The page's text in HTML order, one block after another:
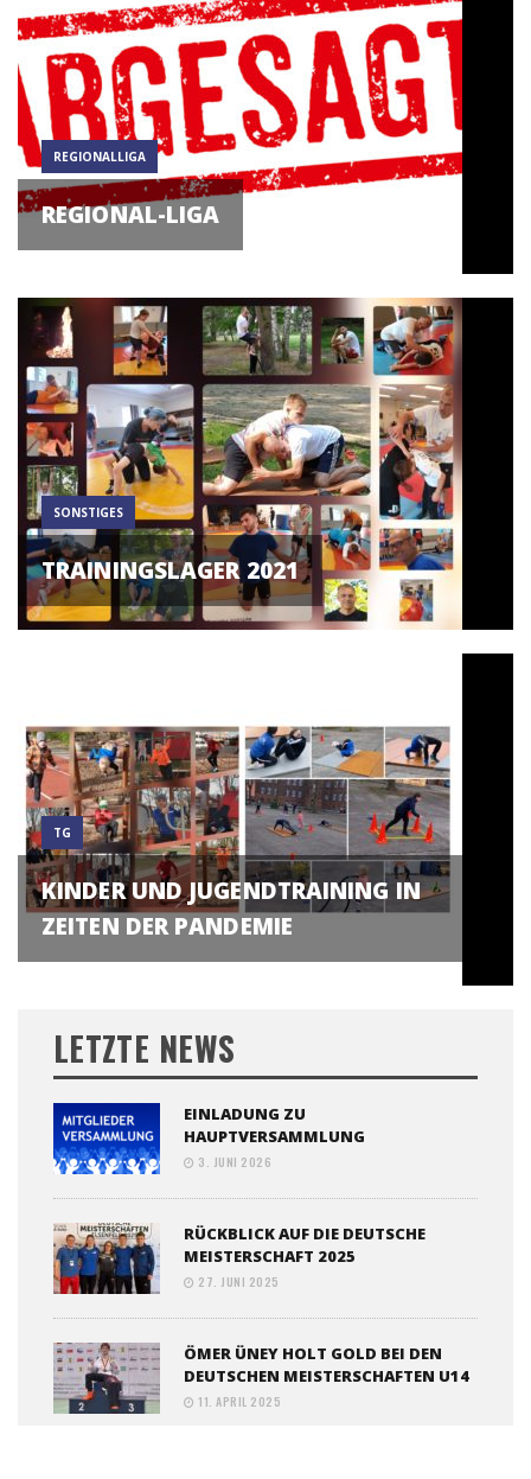
REGIONALLIGA
REGIONAL-LIGA
SONSTIGES
TRAININGSLAGER 2021
TG
KINDER UND JUGENDTRAINING IN
ZEITEN DER PANDEMIE
LETZTE NEWS
EINLADUNG ZU
HAUPTVERSAMMLUNG
3. JUNI 2026
RÜCKBLICK AUF DIE DEUTSCHE
MEISTERSCHAFT 2025
27. JUNI 2025
ÖMER ÜNEY HOLT GOLD BEI DEN
DEUTSCHEN MEISTERSCHAFTEN U14
11. APRIL 2025